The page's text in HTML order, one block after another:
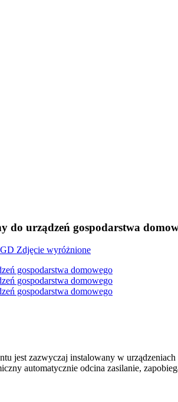
do urządzeń gospodarstwa
jest zazwyczaj instalowany w
automatycznie odcina zasilanie,